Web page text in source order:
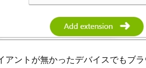
アントが無かったデバイスでもブ